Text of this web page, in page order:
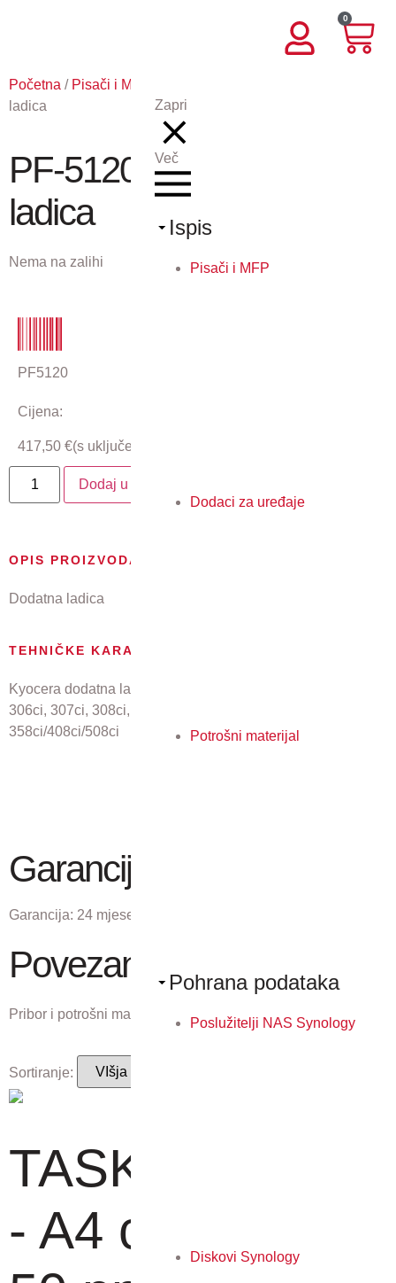
0
Zapri
Več
Ispis
Pisači i MFP
Dodaci za uređaje
Potrošni materijal
Pohrana podataka
Poslužitelji NAS Synology
Diskovi Synology
Početna / Pisači i MFP
ladica
PF-5120 – Dodatna
ladica
Nema na zalihi
PF5120
Cijena:
417,50 €(s uključenim PDV-om)
Dodaj u košaricu
OPIS PROIZVODA
Dodatna ladica
TEHNIČKE KARAKTERISTIKE
Kyocera dodatna ladica za papir 500 listova A4 za TASKalfa
306ci, 307ci, 308ci, TASKalfa 356ci/406ci, TASKalfa
358ci/408ci/508ci
Garancija
Garancija: 24 mjeseci
Povezani proizvodi
Pribor i potrošni materijal koji odgovaraju ovom proizvodu.
Sortiranje:
TASKalfa 508ci
- A4 color MFP,